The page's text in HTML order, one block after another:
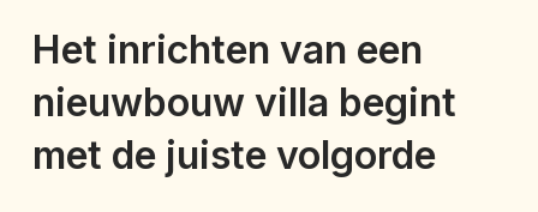
Het inrichten van een
nieuwbouw villa begint
met de juiste volgorde